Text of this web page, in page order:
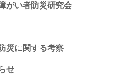
がい者防災研究会
災に関する考察
せ